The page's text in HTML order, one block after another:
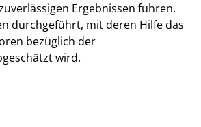
Ergebnissen führen.
durchgeführt, mit deren Hilfe das
bezüglich der
wird.